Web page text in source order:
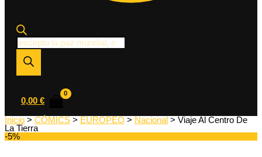
Búsqueda
de
productos
0,00 €
Inicio > CÓMICS > EUROPEO > Nacional > Viaje Al Centro De
La Tierra
-5%